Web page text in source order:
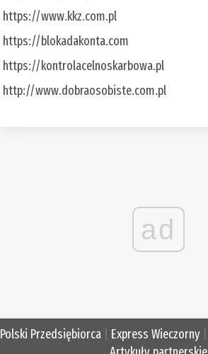
https://www.kkz.com.pl
https://blokadakonta.com
https://kontrolacelnoskarbowa.pl
http://www.dobraosobiste.com.pl
ad
Polski Przedsiębiorca Express Wieczorny